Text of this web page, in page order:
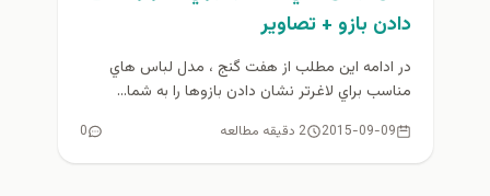
دادن بازو + تصاوير
در ادامه اين مطلب از هفت گنج ، مدل لباس هاي
مناسب براي لاغرتر نشان دادن بازوها را به شما...
2015-09-09 2 دقیقه مطالعه 0